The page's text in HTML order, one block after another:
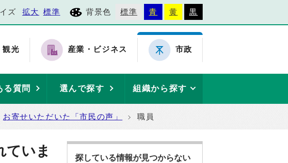
ズ 拡大 標準 背景色 標準 青 黄 黒
観光 産業・ビジネス 市政
る質問 選んで探す 組織から探す
お寄せいただいた「市民の声」 職員
ていま
探している情報が見つからない